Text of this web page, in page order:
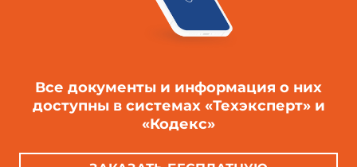
Все документы и информация о них
доступны в системах «Техэксперт» и
«Кодекс»